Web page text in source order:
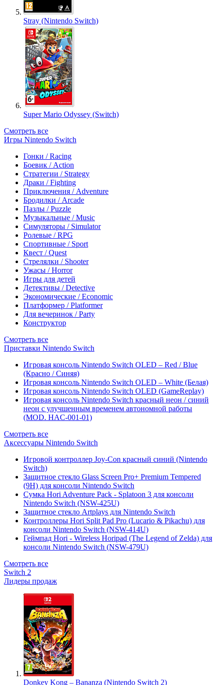
Stray (Nintendo Switch)
Super Mario Odyssey (Switch)
Смотреть все
Игры Nintendo Switch
Гонки / Racing
Боевик / Action
Стратегии / Strategy
Драки / Fighting
Приключения / Adventure
Бродилки / Arcade
Пазлы / Puzzle
Музыкальные / Music
Симуляторы / Simulator
Ролевые / RPG
Спортивные / Sport
Квест / Quest
Стрелялки / Shooter
Ужасы / Horror
Игры для детей
Детективы / Detective
Экономические / Economic
Платформер / Platformer
Для вечеринок / Party
Конструктор
Смотреть все
Приставки Nintendo Switch
Игровая консоль Nintendo Switch OLED – Red / Blue
(Красно / Синяя)
Игровая консоль Nintendo Switch OLED – White (Белая)
Игровая консоль Nintendo Switch OLED (GameReplay)
Игровая консоль Nintendo Switch красный неон / синий
неон с улучшенным временем автономной работы
(MOD. HAC-001-01)
Смотреть все
Аксессуары Nintendo Switch
Игровой контроллер Joy-Con красный синий (Nintendo
Switch)
Защитное стекло Glass Screen Pro+ Premium Tempered
(9H) для консоли Nintendo Switch
Сумка Hori Adventure Pack - Splatoon 3 для консоли
Nintendo Switch (NSW-425U)
Защитное стекло Artplays для Nintendo Switch
Контроллеры Hori Split Pad Pro (Lucario & Pikachu) для
консоли Nintendo Switch (NSW-414U)
Геймпад Hori - Wireless Horipad (The Legend of Zelda) для
консоли Nintendo Switch (NSW-479U)
Смотреть все
Switch 2
Лидеры продаж
Donkey Kong – Bananza (Nintendo Switch 2)